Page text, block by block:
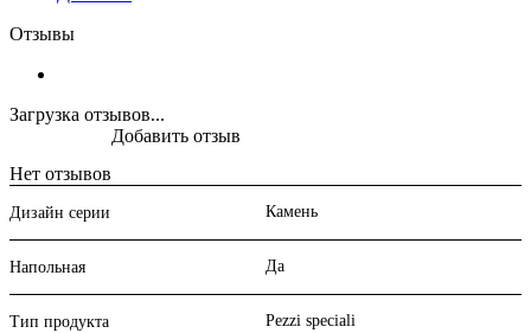
Отзывы
Загрузка отзывов...
Нет отзывов
Добавить отзыв
Дизайн серии Камень
Напольная Да
Тип продукта Pezzi speciali